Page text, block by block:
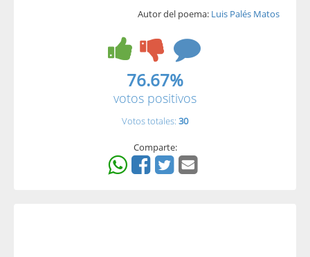
Autor del poema: Luis Palés Matos
76.67%
votos positivos
Votos totales: 30
Comparte: